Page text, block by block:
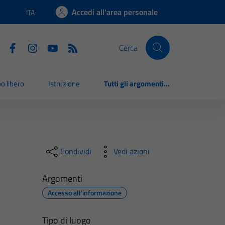
Lingua attiva:
ITA Accedi all'area personale
Cerca
libero Istruzione Tutti gli argomenti...
Condividi Vedi azioni
Argomenti
Accesso all'informazione
Tipo di luogo